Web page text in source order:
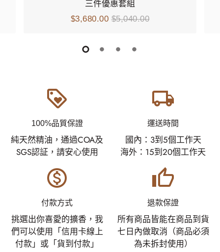
三件優惠套組
$3,680.00 $5,040.00
loyalty
100%品質保證
純天然精油，通過COA及
SGS認証，請安心使用
local_shipping
運送時間
國內：3到5個工作天
海外：15到20個工作天
monetization_on
付款方式
挑選出你喜愛的擴香，我
們可以使用「信用卡線上
付款」或「貨到付款」
thumb_up
退款保證
所有商品皆能在商品到貨
七日內做取消（商品必須
為未拆封使用）